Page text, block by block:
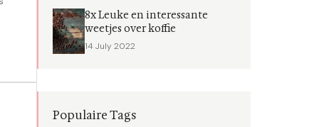
8x Leuke en interessante
weetjes over koffie
14 July 2022
Populaire Tags